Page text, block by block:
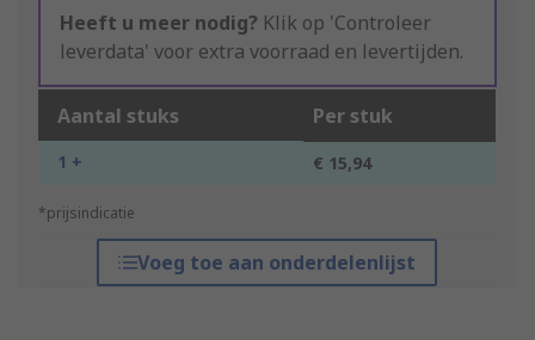
Heeft u meer nodig? Klik op 'Controleer
leverdata' voor extra voorraad en levertijden.
Aantal stuks Per stuk
1 + € 15,94
*prijsindicatie
Voeg toe aan onderdelenlijst